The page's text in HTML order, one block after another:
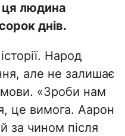
людина
днів.
Народ
але не залишає
«Зроби нам
це вимога. Аарон
за чином після